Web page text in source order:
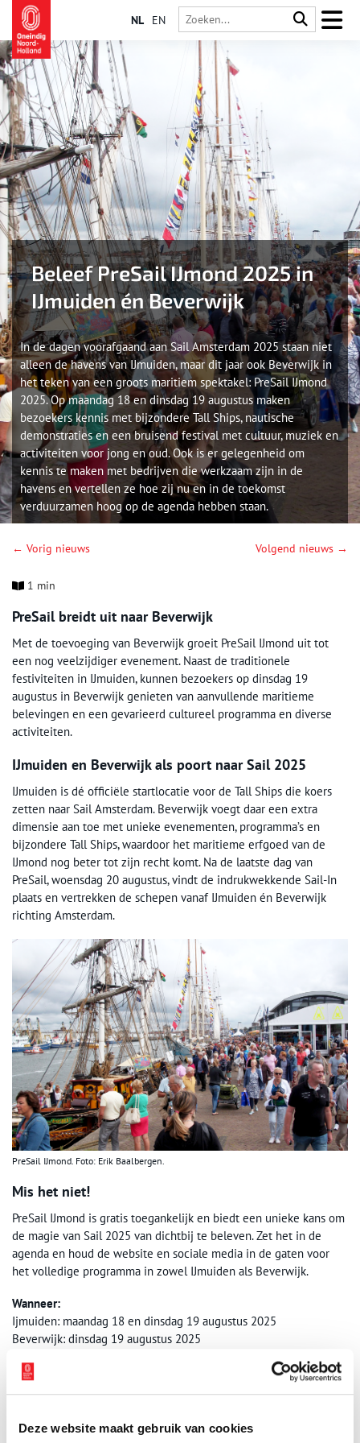
Deze website maakt gebruik van cookies
NL EN
Beleef PreSail IJmond 2025 in
IJmuiden én Beverwijk
In de dagen voorafgaand aan Sail Amsterdam 2025 staan niet
alleen de havens van IJmuiden, maar dit jaar ook Beverwijk in
het teken van een groots maritiem spektakel: PreSail IJmond
2025. Op maandag 18 en dinsdag 19 augustus maken
bezoekers kennis met bijzondere Tall Ships, nautische
demonstraties en een bruisend festival met cultuur, muziek en
activiteiten voor jong en oud. Ook is er gelegenheid om
kennis te maken met bedrijven die werkzaam zijn in de
havens en vertellen ze hoe zij nu en in de toekomst
verduurzamen hoog op de agenda hebben staan.
← Vorig nieuws Volgend nieuws →
1 min
PreSail breidt uit naar Beverwijk
Met de toevoeging van Beverwijk groeit PreSail IJmond uit tot
een nog veelzijdiger evenement. Naast de traditionele
festiviteiten in IJmuiden, kunnen bezoekers op dinsdag 19
augustus in Beverwijk genieten van aanvullende maritieme
belevingen en een gevarieerd cultureel programma en diverse
activiteiten.
IJmuiden en Beverwijk als poort naar Sail 2025
IJmuiden is dé officiële startlocatie voor de Tall Ships die koers
zetten naar Sail Amsterdam. Beverwijk voegt daar een extra
dimensie aan toe met unieke evenementen, programma’s en
bijzondere Tall Ships, waardoor het maritieme erfgoed van de
IJmond nog beter tot zijn recht komt. Na de laatste dag van
PreSail, woensdag 20 augustus, vindt de indrukwekkende Sail-In
plaats en vertrekken de schepen vanaf IJmuiden én Beverwijk
richting Amsterdam.
PreSail IJmond. Foto: Erik Baalbergen.
Mis het niet!
PreSail IJmond is gratis toegankelijk en biedt een unieke kans om
de magie van Sail 2025 van dichtbij te beleven. Zet het in de
agenda en houd de website en sociale media in de gaten voor
het volledige programma in zowel IJmuiden als Beverwijk.
Wanneer:
Ijmuiden: maandag 18 en dinsdag 19 augustus 2025
Beverwijk: dinsdag 19 augustus 2025
Website:
Publicatiedatum: 04/08/2025